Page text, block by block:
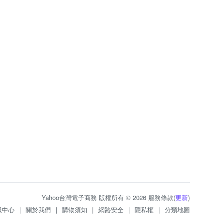
Yahoo台灣電子商務 版權所有 © 2026 服務條款(更新)
中心 | 關於我們 | 購物須知 | 網路安全 | 隱私權 | 分類地圖